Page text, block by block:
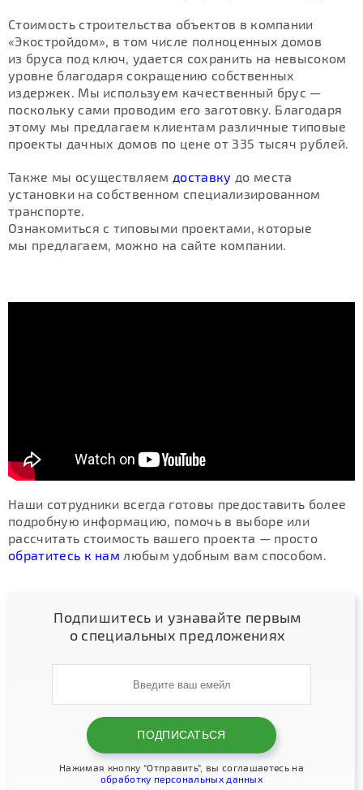
Стоимость строительства объектов в компании
«Экостройдом», в том числе полноценных домов
из бруса под ключ, удается сохранить на невысоком
уровне благодаря сокращению собственных
издержек. Мы используем качественный брус —
поскольку сами проводим его заготовку. Благодаря
этому мы предлагаем клиентам различные типовые
проекты дачных домов по цене от 335 тысяч рублей.
Также мы осуществляем доставку до места
установки на собственном специализированном
транспорте.
Ознакомиться с типовыми проектами, которые
мы предлагаем, можно на сайте компании.
Наши сотрудники всегда готовы предоставить более
подробную информацию, помочь в выборе или
рассчитать стоимость вашего проекта — просто
обратитесь к нам любым удобным вам способом.
Подпишитесь и узнавайте первым
о специальных предложениях
Нажимая кнопку "Отправить", вы соглашаетесь на
обработку персональных данных